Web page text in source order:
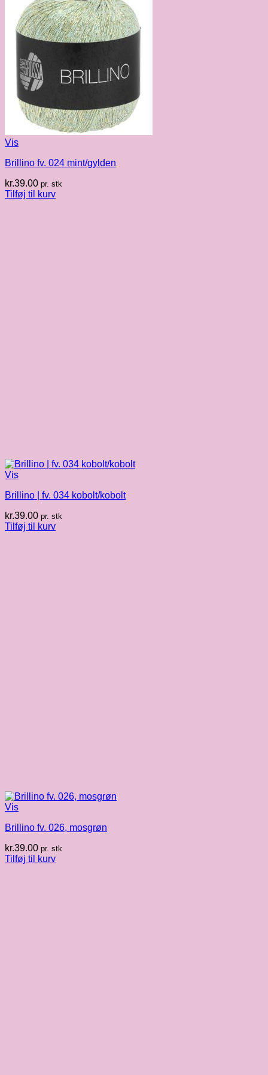
Vis
Brillino fv. 024 mint/gylden
kr.39.00 pr. stk
Tilføj til kurv
Vis
Brillino | fv. 034 kobolt/kobolt
kr.39.00 pr. stk
Tilføj til kurv
Vis
Brillino fv. 026, mosgrøn
kr.39.00 pr. stk
Tilføj til kurv